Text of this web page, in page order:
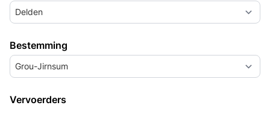
Delden
Bestemming
Grou-Jirnsum
Vervoerders